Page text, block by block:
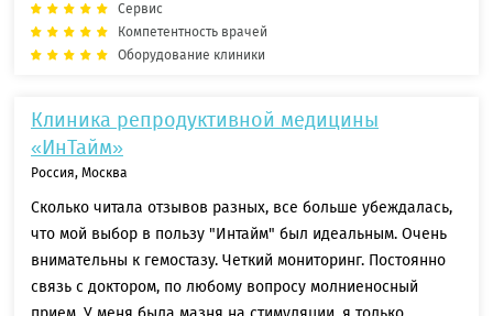
Сервис
Компетентность врачей
Оборудование клиники
Клиника репродуктивной медицины
«ИнТайм»
Россия, Москва
Сколько читала отзывов разных, все больше убеждалась,
что мой выбор в пользу "Интайм" был идеальным. Очень
внимательны к гемостазу. Четкий мониторинг. Постоянно
связь с доктором, по любому вопросу молниеносный